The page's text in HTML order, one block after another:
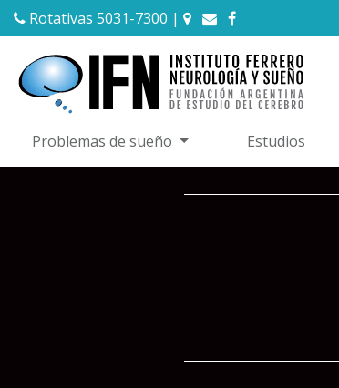
Rotativas 5031-7300 |
Problemas de sueño Estudios